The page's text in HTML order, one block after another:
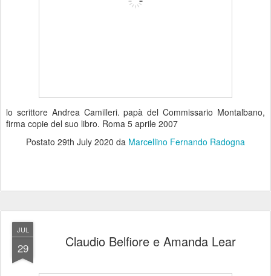
lo scrittore Andrea Camilleri. papà del Commissario Montalbano,
firma copie del suo libro. Roma 5 aprile 2007
Postato 29th July 2020 da Marcellino Fernando Radogna
JUL
29 Claudio Belfiore e Amanda Lear